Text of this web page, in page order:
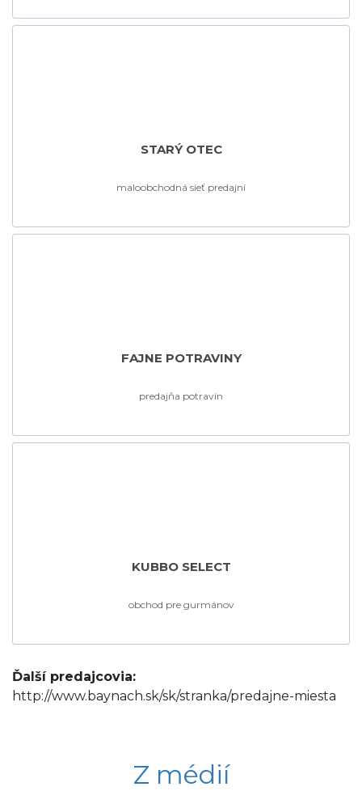
STARÝ OTEC
maloobchodná sieť predajní
FAJNE POTRAVINY
predajňa potravín
KUBBO SELECT
obchod pre gurmánov
Ďalší predajcovia:
Z médií